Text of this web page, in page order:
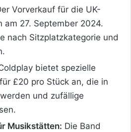
Vorverkauf für die UK-
am 27. September 2024.
nach Sitzplatzkategorie und
bietet spezielle
£20 pro Stück an, die in
und zufällige
Musikstätten: Die Band